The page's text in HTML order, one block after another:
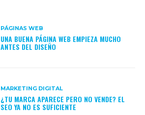
PÁGINAS WEB
UNA BUENA PÁGINA WEB EMPIEZA MUCHO
ANTES DEL DISEÑO
MARKETING DIGITAL
¿TU MARCA APARECE PERO NO VENDE? EL
SEO YA NO ES SUFICIENTE